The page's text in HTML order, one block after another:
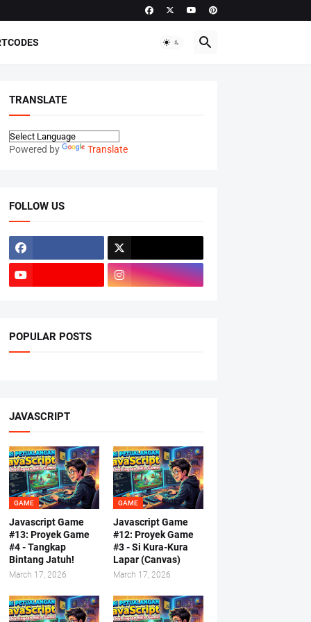
TRANSLATE
Powered by Translate
FOLLOW US
POPULAR POSTS
JAVASCRIPT
GAME
Javascript Game
#13: Proyek Game
#4 - Tangkap
Bintang Jatuh!
March 17, 2026
GAME
Javascript Game
#12: Proyek Game
#3 - Si Kura-Kura
Lapar (Canvas)
March 17, 2026